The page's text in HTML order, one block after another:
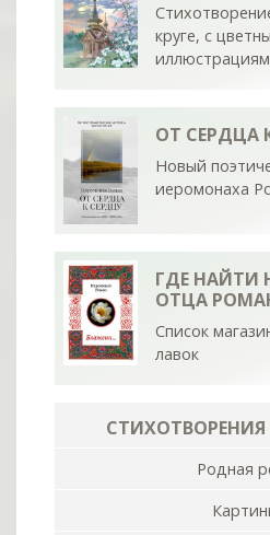
круге, с
ОТ СЕРДЦА
Новый
иеромонаха
ГДЕ НАЙТИ
ОТЦА
Список
лавок
Родная